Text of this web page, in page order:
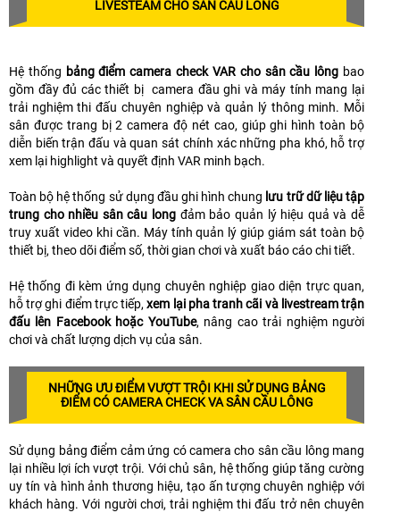
LIVESTEAM CHO SÂN CẦU LÔNG
Hệ thống bảng điểm camera check VAR cho sân cầu lông bao
gồm đầy đủ các thiết bị camera đầu ghi và máy tính mang lại
trải nghiệm thi đấu chuyên nghiệp và quản lý thông minh. Mỗi
sân được trang bị 2 camera độ nét cao, giúp ghi hình toàn bộ
diễn biến trận đấu và quan sát chính xác những pha khó, hỗ trợ
xem lại highlight và quyết định VAR minh bạch.
Toàn bộ hệ thống sử dụng đầu ghi hình chung lưu trữ dữ liệu tập
trung cho nhiều sân câu long đảm bảo quản lý hiệu quả và dễ
truy xuất video khi cần. Máy tính quản lý giúp giám sát toàn bộ
thiết bị, theo dõi điểm số, thời gian chơi và xuất báo cáo chi tiết.
Hệ thống đi kèm ứng dụng chuyên nghiệp giao diện trực quan,
hỗ trợ ghi điểm trực tiếp, xem lại pha tranh cãi và livestream trận
đấu lên Facebook hoặc YouTube, nâng cao trải nghiệm người
chơi và chất lượng dịch vụ của sân.
NHỮNG ƯU ĐIỂM VƯỢT TRỘI KHI SỬ DỤNG BẢNG
ĐIỂM CÓ CAMERA CHECK VA SÂN CẦU LÔNG
Sử dụng bảng điểm cảm ứng có camera cho sân cầu lông mang
lại nhiều lợi ích vượt trội. Với chủ sân, hệ thống giúp tăng cường
uy tín và hình ảnh thương hiệu, tạo ấn tượng chuyên nghiệp với
khách hàng. Với người chơi, trải nghiệm thi đấu trở nên chuyên